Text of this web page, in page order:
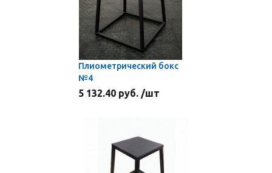
Плиометрический бокс
№4
5 132.40 руб. /шт